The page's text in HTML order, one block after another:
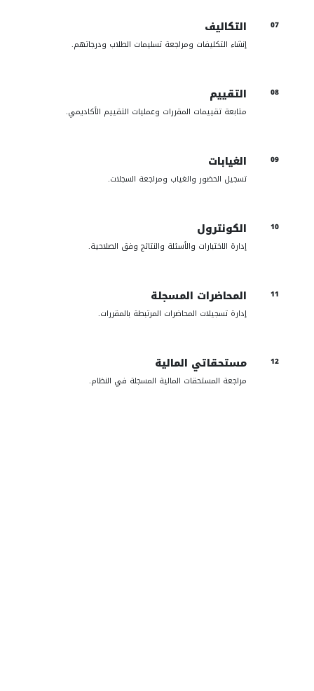
07 التكاليف
إنشاء التكليفات ومراجعة تسليمات الطلاب ودرجاتهم.
08 التقييم
متابعة تقييمات المقررات وعمليات التقييم الأكاديمي.
09 الغيابات
تسجيل الحضور والغياب ومراجعة السجلات.
10 الكونترول
إدارة الاختبارات والأسئلة والنتائج وفق الصلاحية.
11 المحاضرات المسجلة
إدارة تسجيلات المحاضرات المرتبطة بالمقررات.
12 مستحقاتي المالية
مراجعة المستحقات المالية المسجلة في النظام.